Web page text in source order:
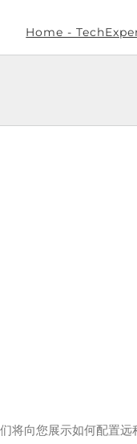
Home -
将向您展示如何配置远